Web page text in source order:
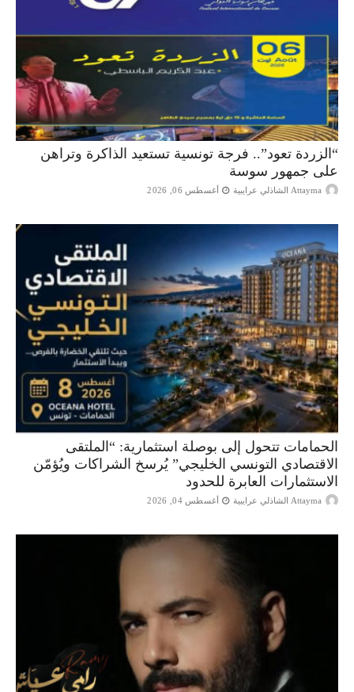
“الزردة تعود”.. فرجة تونسية تستعيد الذاكرة وتراهن
على جمهور سوسة
Attayma الشاذلي عرايبية أغسطس 06, 2026
الحمامات تتحول إلى بوصلة استثمارية: “الملتقى
الاقتصادي التونسي الخليجي” يُرسخ الشراكات ويُؤمّن
الاستثمارات العابرة للحدود
Attayma الشاذلي عرايبية أغسطس 04, 2026